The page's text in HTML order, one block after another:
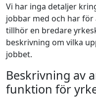
Vi har inga detaljer
jobbar med och har
tillhör en bredare
beskrivning om vilka
jobbet.
Beskrivning av
funktion för